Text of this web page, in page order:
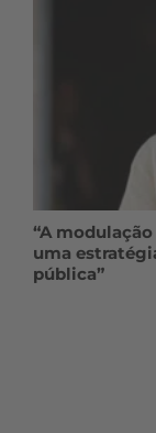
“A
uma
pública”